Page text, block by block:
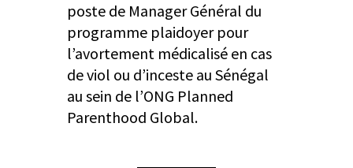
poste de Manager Général du
programme plaidoyer pour
l’avortement médicalisé en cas
de viol ou d’inceste au Sénégal
au sein de l’ONG Planned
Parenthood Global.